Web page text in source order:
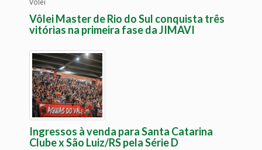
Vôlei
Vôlei Master de Rio do Sul conquista três
vitórias na primeira fase da JIMAVI
Ingressos à venda para Santa Catarina
Clube x São Luiz/RS pela Série D